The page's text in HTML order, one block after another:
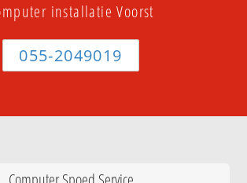
installatie Voorst
055-2049019